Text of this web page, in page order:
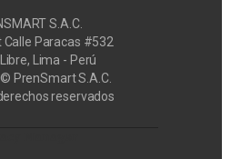
S.A.C.
Calle Paracas #532
Lima - Perú
PrenSmart S.A.C.
reservados